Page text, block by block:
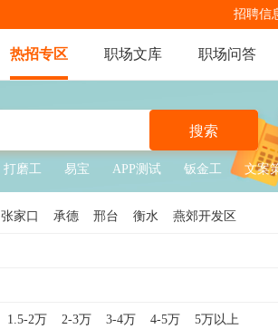
招聘信
热招专区 职场文库 职场问答
搜索
打磨工 易宝 APP测试 钣金工 文案
张家口 承德 邢台 衡水 燕郊开发区
1.5-2万 2-3万 3-4万 4-5万 5万以上